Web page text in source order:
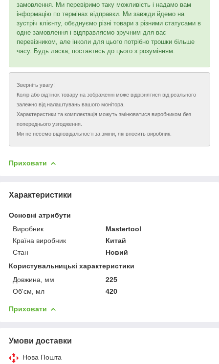
замовлення. Ми перевіримо таку можливість і надамо вам
інформацію по термінах відправки. Ми завжди йдемо на
зустріч клієнту, обєднуємо різні товари з різними статусами в
одне замовлення і відправляємо зручним для вас
перевізником, але інколи для цього потрібно трошки більше
часу. Будь ласка, поставтесь до цього з розумінням.
Зверніть увагу!
Колір або відтінок товару на зображенні може відрізнятися від реального
залежно від налаштувань вашого монітора.
Характеристики та комплектація можуть змінюватися виробником без
попереднього узгодження.
Ми не несемо відповідальності за зміни, які вносить виробник.
Приховати
Характеристики
Основні атрибути
Виробник
Mastertool
Країна виробник
Китай
Стан
Новий
Користувальницькі характеристики
Довжина, мм
225
Об'єм, мл
420
Приховати
Умови доставки
Нова Пошта